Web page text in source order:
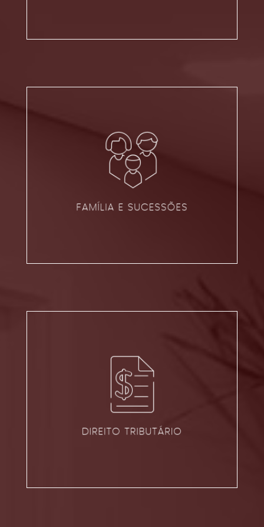
FAMÍLIA E SUCESSÕES
FAMÍLIA E SUCESSÕES
VER ÁREA
DIREITO TRIBUTÁRIO
DIREITO TRIBUTÁRIO
VER ÁREA